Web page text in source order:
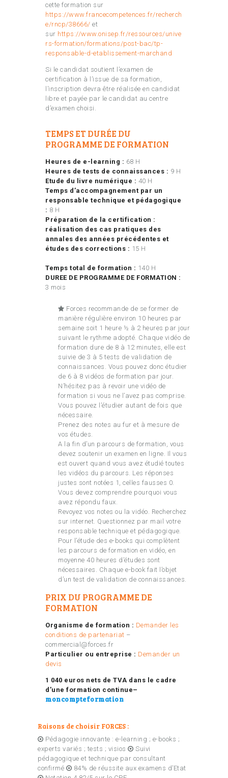
cette formation sur
https://www.francecompetences.fr/recherch
e/rncp/38666/ et
sur https://www.onisep.fr/ressources/unive
rs-formation/formations/post-bac/tp-
responsable-d-etablissement-marchand
Si le candidat soutient l’examen de
certification à l’issue de sa formation,
l’inscription devra être réalisée en candidat
libre et payée par le candidat au centre
d’examen choisi.
TEMPS ET DURÉE DU
PROGRAMME DE FORMATION
Heures de e-learning : 68 H
Heures de tests de connaissances : 9 H
Etude du livre numérique : 40 H
Temps d’accompagnement par un
responsable technique et pédagogique
: 8 H
Préparation de la certification :
réalisation des cas pratiques des
annales des années précédentes et
études des corrections : 15 H
Temps total de formation : 140 H
DUREE DE PROGRAMME DE FORMATION :
3 mois
Forces recommande de se former de
manière régulière environ 10 heures par
semaine soit 1 heure ½ à 2 heures par jour
suivant le rythme adopté. Chaque vidéo de
formation dure de 8 à 12 minutes, elle est
suivie de 3 à 5 tests de validation de
connaissances. Vous pouvez donc étudier
de 6 à 8 vidéos de formation par jour.
N’hésitez pas à revoir une vidéo de
formation si vous ne l’avez pas comprise.
Vous pouvez l’étudier autant de fois que
nécessaire.
Prenez des notes au fur et à mesure de
vos études.
A la fin d’un parcours de formation, vous
devez soutenir un examen en ligne. Il vous
est ouvert quand vous avez étudié toutes
les vidéos du parcours. Les réponses
justes sont notées 1, celles fausses 0.
Vous devez comprendre pourquoi vous
avez répondu faux.
Revoyez vos notes ou la vidéo. Recherchez
sur internet. Questionnez par mail votre
responsable technique et pédagogique.
Pour l’étude des e-books qui complètent
les parcours de formation en vidéo, en
moyenne 40 heures d’études sont
nécessaires. Chaque e-book fait l’objet
d’un test de validation de connaissances.
PRIX DU PROGRAMME DE
FORMATION
Organisme de formation : Demander les
conditions de partenariat –
commercial@forces.fr
Particulier ou entreprise : Demander un
devis
1 040 euros nets de TVA dans le cadre
d’une formation continue–
moncompteformation
Raisons de choisir FORCES :
Pédagogie innovante : e-learning ; e-books ;
experts variés ; tests ; visios
Suivi
pédagogique et technique par consultant
confirmé
84% de réussite aux examens d’Etat